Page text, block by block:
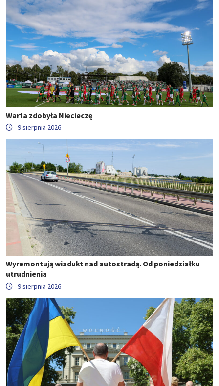
Warta zdobyła Niecieczę
9 sierpnia 2026
Wyremontują wiadukt nad autostradą. Od poniedziałku
utrudnienia
9 sierpnia 2026